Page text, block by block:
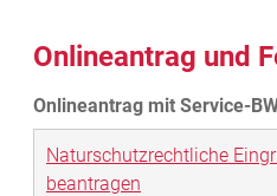
Onlineantrag und
Naturschutzrechtliche
beantragen